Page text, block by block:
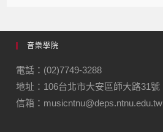
音樂學院
電話：(02)7749-3288
地址：106台北市大安區師大路31號
信箱：musicntnu@deps.ntnu.edu.tw